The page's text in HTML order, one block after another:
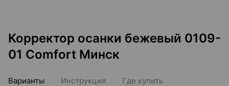
Корректор осанки бежевый 0109-
01 Comfort Минск
Варианты Инструкция Где купить